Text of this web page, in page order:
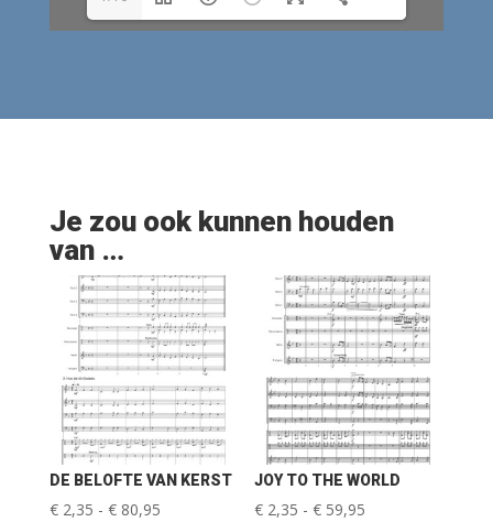
Je zou ook kunnen houden
van …
DE BELOFTE VAN KERST
€2,35 - €80,95Prijsklasse:
JOY TO THE WORLD
€ 2,35 - € 59,95